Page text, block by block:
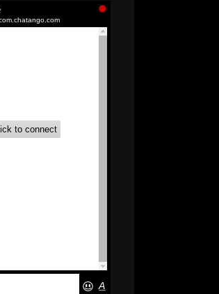
(Wits Academy)
na Srpski
na Srpski
na Srpski)